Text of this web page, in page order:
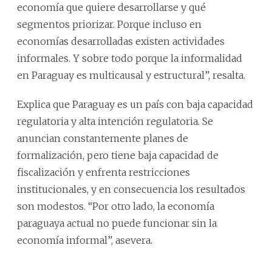
economía que quiere desarrollarse y qué
segmentos priorizar. Porque incluso en
economías desarrolladas existen actividades
informales. Y sobre todo porque la informalidad
en Paraguay es multicausal y estructural”, resalta.
Explica que Paraguay es un país con baja capacidad
regulatoria y alta intención regulatoria. Se
anuncian constantemente planes de
formalización, pero tiene baja capacidad de
fiscalización y enfrenta restricciones
institucionales, y en consecuencia los resultados
son modestos. “Por otro lado, la economía
paraguaya actual no puede funcionar sin la
economía informal”, asevera.